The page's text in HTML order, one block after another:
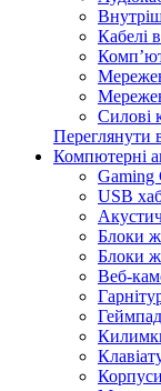
Кабелі
Силові
Переглянути
Компютерні
Gaming
USB
Блоки
Блоки
Веб-